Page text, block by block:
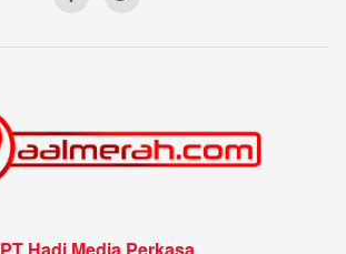
PT Hadi Media Perkasa